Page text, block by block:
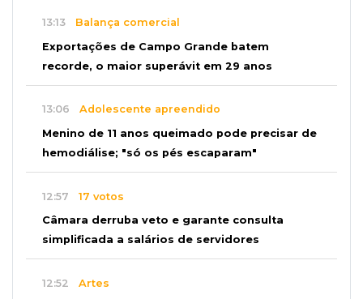
13:13 Balança comercial
Exportações de Campo Grande batem
recorde, o maior superávit em 29 anos
13:06 Adolescente apreendido
Menino de 11 anos queimado pode precisar de
hemodiálise; "só os pés escaparam"
12:57 17 votos
Câmara derruba veto e garante consulta
simplificada a salários de servidores
12:52 Artes